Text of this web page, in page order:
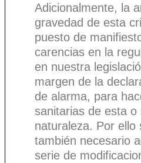
Adicionalmente, la
gravedad de esta
puesto de
carencias en la
en nuestra
margen de la
de alarma, para
sanitarias de esta o
naturaleza. Por ello
también necesario
serie de